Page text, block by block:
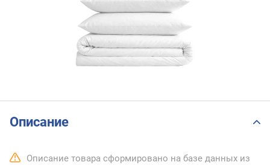
Описание
Описание товара сформировано на базе данных из